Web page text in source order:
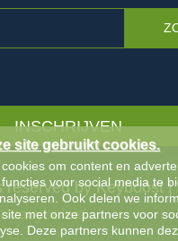
INSCHRIJVEN
by Keyboost |
site gebruikt cookies.
om content en
voor social media te
Ook delen we
met onze partners voor
Deze partners kunnen